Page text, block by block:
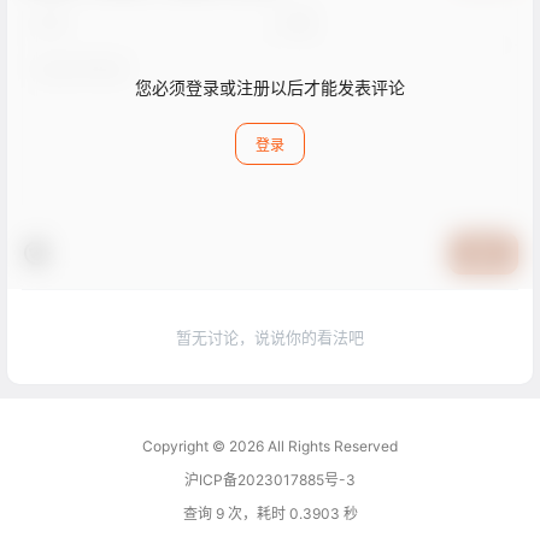
您必须登录或注册以后才能发表评论
登录
暂无讨论，说说你的看法吧
Copyright © 2026 All Rights Reserved
沪ICP备2023017885号-3
查询 9 次，耗时 0.3903 秒